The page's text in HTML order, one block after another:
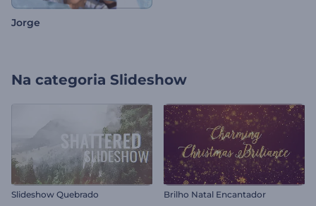
Jorge
Na categoria Slideshow
Slideshow Quebrado Brilho Natal Encantador